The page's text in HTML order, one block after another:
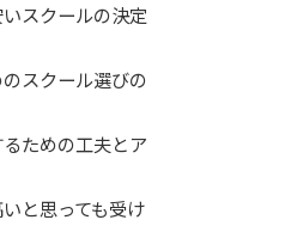
スクールの決定
スクール選びの
ための工夫とア
と思っても受け